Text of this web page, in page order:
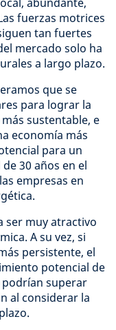
fuerzas motrices
tan fuertes
mercado solo ha
a largo plazo.
que se
para lograr la
sustentable, e
economía más
para un
30 años en el
empresas en
ser muy atractivo
A su vez, si
persistente, el
potencial de
podrían superar
al considerar la